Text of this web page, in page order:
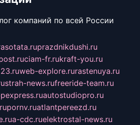
компаний по всей России
prazdnikdushi.ru
ciam-fr.rukraft-you.ru
web-explore.rurastenuya.ru
strah-news.rufreeride-team.ru
autostudiopro.ru
pornv.ruatlantpereezd.ru
a-cdc.ruelektrostal-news.ru